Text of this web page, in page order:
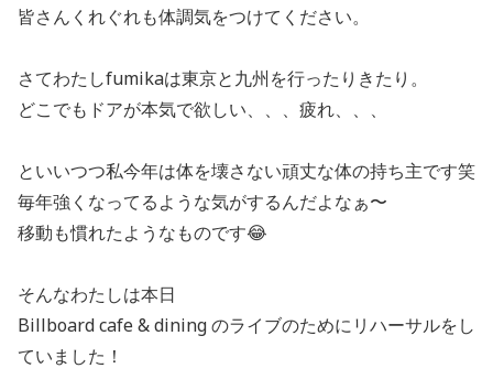
皆さんくれぐれも体調気をつけてください。
さてわたしfumikaは東京と九州を行ったりきたり。
どこでもドアが本気で欲しい、、、疲れ、、、
といいつつ私今年は体を壊さない頑丈な体の持ち主です笑
毎年強くなってるような気がするんだよなぁ〜
移動も慣れたようなものです😂
そんなわたしは本日
Billboard cafe & dining のライブのためにリハーサルをし
ていました！